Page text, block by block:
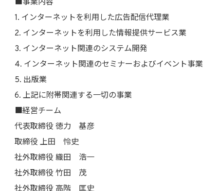
■事業内容
1. インターネットを利用した広告配信代理業
2. インターネットを利用した情報提供サービス業
3. インターネット関連のシステム開発
4. インターネット関連のセミナーおよびイベント事業
5. 出版業
6. 上記に附帯関連する一切の事業
■経営チーム
代表取締役 徳力 基彦
取締役 上田 怜史
社外取締役 織田 浩一
社外取締役 竹田 茂
社外取締役 高階 匡史